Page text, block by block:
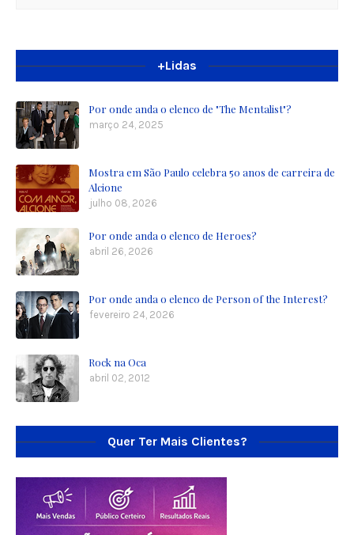
+Lidas
Por onde anda o elenco de "The Mentalist"?
março 24, 2025
Mostra em São Paulo celebra 50 anos de carreira de
Alcione
julho 08, 2026
Por onde anda o elenco de Heroes?
abril 26, 2026
Por onde anda o elenco de Person of the Interest?
fevereiro 24, 2026
Rock na Oca
abril 02, 2012
Quer Ter Mais Clientes?